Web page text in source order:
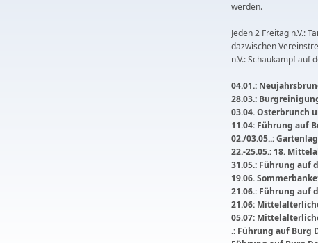
werden.
Jeden 2 Freitag n.V.:
dazwischen
n.V.: Schaukampf auf
04.01.:
28.03.:
03.04. Osterbrunch
11.04: Führung auf
02./03.05..:
22.-25.05.: 18.
31.05.: Führung auf
19.06.
21.06.: Führung auf
21.06:
05.07:
.: Führung auf Burg